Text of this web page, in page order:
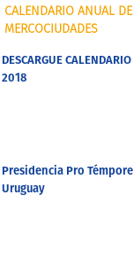
CALENDARIO ANUAL DE
MERCOCIUDADES
DESCARGUE CALENDARIO
2018
Presidencia Pro Témpore
Uruguay